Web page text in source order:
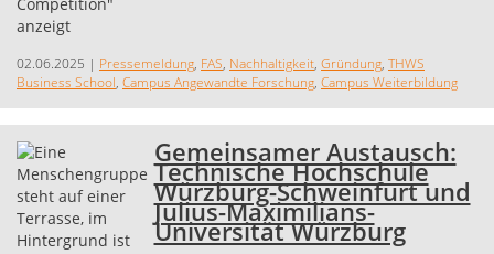
02.06.2025 | Pressemeldung, FAS, Nachhaltigkeit, Gründung, THWS
Business School, Campus Angewandte Forschung, Campus Weiterbildung
Gemeinsamer Austausch:
Technische Hochschule
Würzburg-Schweinfurt und
Julius-Maximilians-
Universität Würzburg